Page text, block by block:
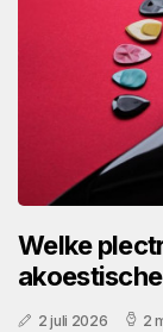
Welke
2 juli 2026 2